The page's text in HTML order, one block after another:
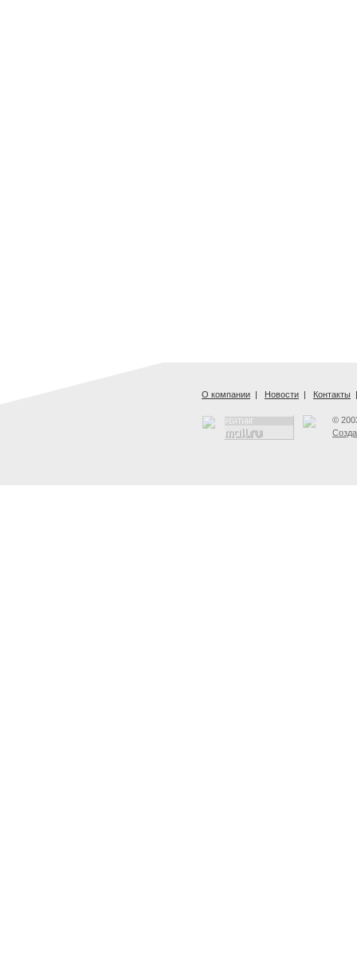
О компании | Новости | Контакты |
©